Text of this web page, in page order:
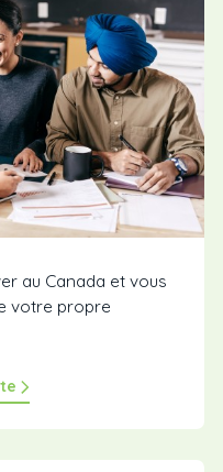
au Canada et vous
votre propre